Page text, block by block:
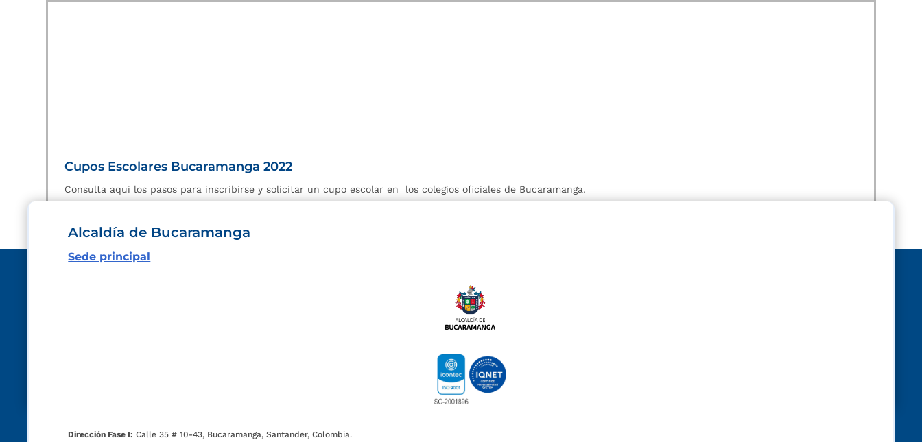
Cupos Escolares Bucaramanga 2022
Consulta aqui los pasos para inscribirse y solicitar un cupo escolar en los colegios oficiales de Bucaramanga.
Alcaldía de Bucaramanga
Sede principal
Dirección Fase I: Calle 35 # 10-43, Bucaramanga, Santander, Colombia.